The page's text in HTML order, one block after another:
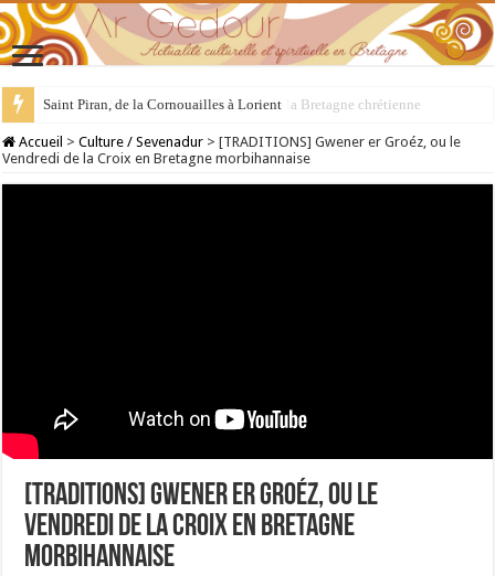
28 juillet : Saint Samson de Dol, père de la Bretagne chrétienne
Accueil > Culture / Sevenadur > [TRADITIONS] Gwener er Groéz, ou le
Vendredi de la Croix en Bretagne morbihannaise
[TRADITIONS] Gwener er Groéz, ou le
Vendredi de la Croix en Bretagne
morbihannaise